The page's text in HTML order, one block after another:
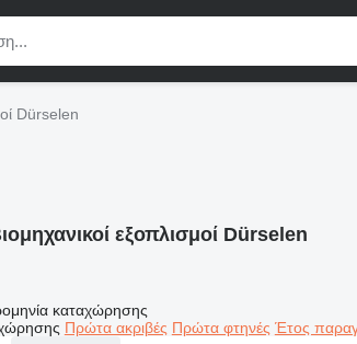
Dürselen
εξοπλισμοί Dürselen
καταχώρησης
Πρώτα ακριβές Πρώτα φτηνές Έτος